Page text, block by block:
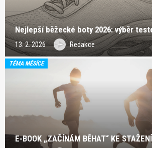
Nejlepší běžecké boty 2026: výběr
13. 2. 2026 Redakce
TÉMA MĚSÍCE
E-BOOK „ZAČÍNÁM BĚHAT“ KE